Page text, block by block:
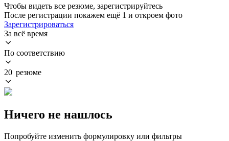
Чтобы видеть все резюме, зарегистрируйтесь
После регистрации покажем ещё 1 и откроем фото
Зарегистрироваться
За всё время
По соответствию
20 резюме
Ничего не нашлось
Попробуйте изменить формулировку или фильтры